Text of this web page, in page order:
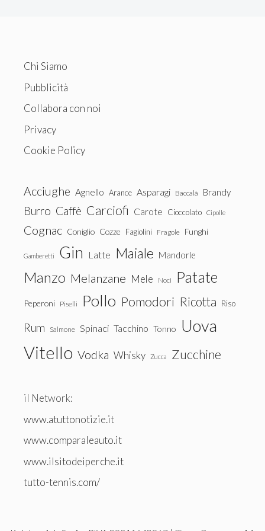
Chi Siamo
Pubblicità
Collabora con noi
Privacy
Cookie Policy
Acciughe Agnello Arance Asparagi Baccalà Brandy
Burro Caffè Carciofi Carote Cioccolato Cipolle
Cognac Coniglio Cozze Fagiolini Fragole Funghi
Gamberetti Gin Latte Maiale Mandorle
Manzo Melanzane Mele Noci Patate
Peperoni Piselli Pollo Pomodori Ricotta Riso
Rum Salmone Spinaci Tacchino Tonno Uova
Vitello Vodka Whisky Zucca Zucchine
il Network:
www.atuttonotizie.it
www.comparaleauto.it
www.ilsitodeiperche.it
tutto-tennis.com/